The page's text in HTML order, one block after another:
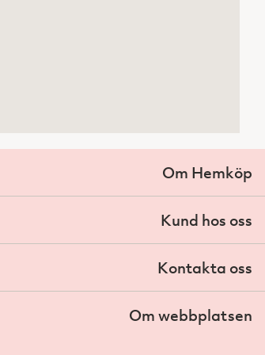
Om Hemköp
Kund hos oss
Kontakta oss
Om webbplatsen